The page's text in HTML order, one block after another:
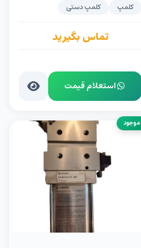
کلمپ کلمپ دستی
تماس بگیرید
استعلام قیمت
موجود